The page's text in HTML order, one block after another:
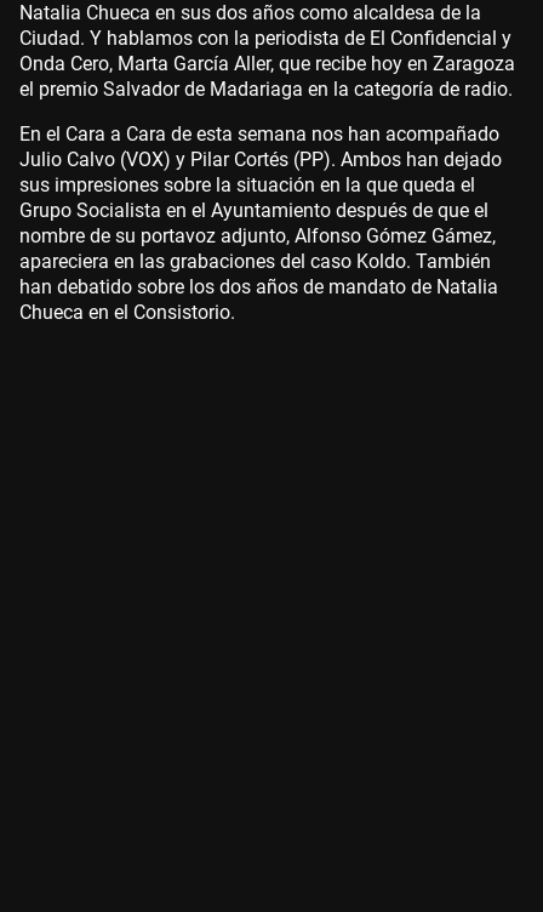
Natalia Chueca en sus dos años como alcaldesa de la
Ciudad. Y hablamos con la periodista de El Confidencial y
Onda Cero, Marta García Aller, que recibe hoy en Zaragoza
el premio Salvador de Madariaga en la categoría de radio.
En el Cara a Cara de esta semana nos han acompañado
Julio Calvo (VOX) y Pilar Cortés (PP). Ambos han dejado
sus impresiones sobre la situación en la que queda el
Grupo Socialista en el Ayuntamiento después de que el
nombre de su portavoz adjunto, Alfonso Gómez Gámez,
apareciera en las grabaciones del caso Koldo. También
han debatido sobre los dos años de mandato de Natalia
Chueca en el Consistorio.